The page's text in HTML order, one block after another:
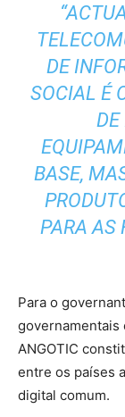
DE
SOCIAL É
BASE,
PARA AS
Para o
governamentais
ANGOTIC
entre os países
digital comum.